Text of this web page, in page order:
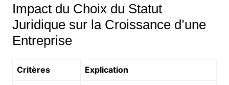
Impact du Choix du Statut
Juridique sur la Croissance d’une
Entreprise
Critères Explication